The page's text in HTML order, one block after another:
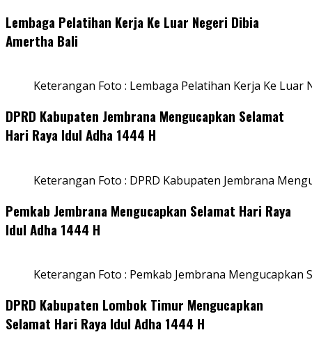
Lembaga Pelatihan Kerja Ke Luar Negeri Dibia
Amertha Bali
Keterangan Foto : Lembaga Pelatihan Kerja Ke Luar
DPRD Kabupaten Jembrana Mengucapkan Selamat
Hari Raya Idul Adha 1444 H
Keterangan Foto : DPRD Kabupaten Jembrana
Pemkab Jembrana Mengucapkan Selamat Hari Raya
Idul Adha 1444 H
Keterangan Foto : Pemkab Jembrana Mengucapkan
DPRD Kabupaten Lombok Timur Mengucapkan
Selamat Hari Raya Idul Adha 1444 H